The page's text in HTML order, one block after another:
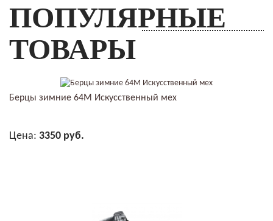
ПОПУЛЯРНЫЕ
ТОВАРЫ
Берцы зимние 64М Искусственный мех
Цена: 3350 руб.